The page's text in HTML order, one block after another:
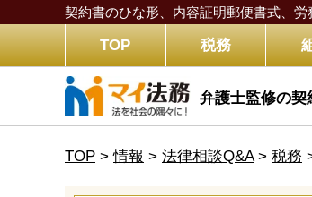
契約書のひな形、内容証明郵便書式、労
TOP 税務
弁護士監修の契
TOP >情報 > 法律相談Q&A> 税務